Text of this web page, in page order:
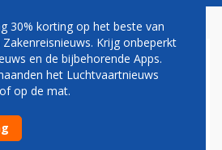
TOCH WEER
VAN MAX-
30% korting op het beste van
Krijg onbeperkt
en de bijbehorende Apps.
het Luchtvaartnieuws
op de mat.